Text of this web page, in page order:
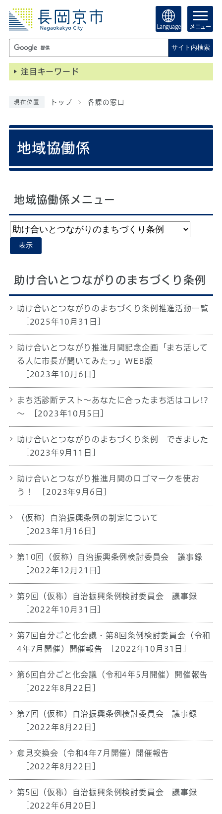
Language メニュー
サイト内検索
注目キーワード
現在位置 トップ 各課の窓口
地域協働係
地域協働係メニュー
表示
助け合いとつながりのまちづくり条例
助け合いとつながりのまちづくり条例推進活動一覧
[2025年10月31日]
助け合いとつながり推進月間記念企画「まち活して
る人に市長が聞いてみたっ」WEB版
[2023年10月6日]
まち活診断テスト～あなたに合ったまち活はコレ!?
～
[2023年10月5日]
助け合いとつながりのまちづくり条例 できました
[2023年9月11日]
助け合いとつながり推進月間のロゴマークを使お
う！
[2023年9月6日]
（仮称）自治振興条例の制定について
[2023年1月16日]
第10回（仮称）自治振興条例検討委員会 議事録
[2022年12月21日]
第9回（仮称）自治振興条例検討委員会 議事録
[2022年10月31日]
第7回自分ごと化会議・第8回条例検討委員会（令和
4年7月開催）開催報告
[2022年10月31日]
第6回自分ごと化会議（令和4年5月開催）開催報告
[2022年8月22日]
第7回（仮称）自治振興条例検討委員会 議事録
[2022年8月22日]
意見交換会（令和4年7月開催）開催報告
[2022年8月22日]
第5回（仮称）自治振興条例検討委員会 議事録
[2022年6月20日]